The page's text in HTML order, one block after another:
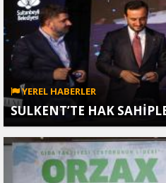
YEREL HABERLER
SULKENT’TE HAK